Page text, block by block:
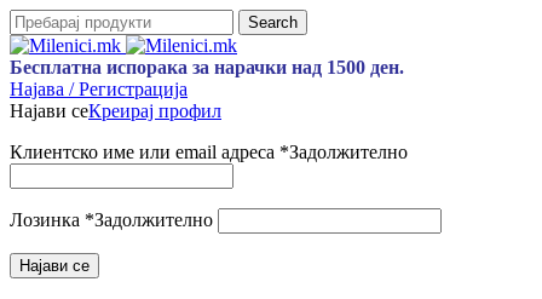
Search
Бесплатна испорака за нарачки над 1500 ден.
Најава / Регистрација
Најави сеКреирај профил
Клиентско име или email адреса *Задолжително
Лозинка *Задолжително
Најави се